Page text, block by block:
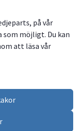
på vår
som möjligt. Du kan
att läsa vår